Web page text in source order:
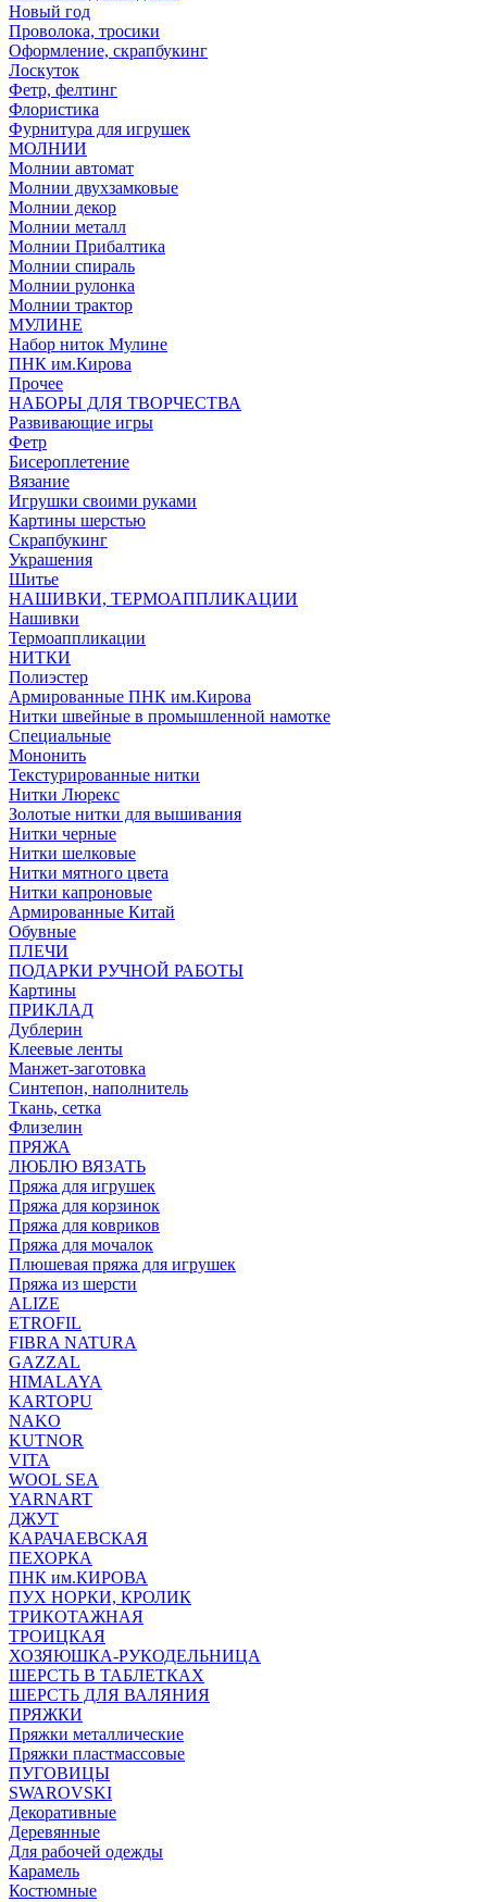
Новый год
Проволока, тросики
Оформление, скрапбукинг
Лоскуток
Фетр, фелтинг
Флористика
Фурнитура для игрушек
МОЛНИИ
Молнии автомат
Молнии двухзамковые
Молнии декор
Молнии металл
Молнии Прибалтика
Молнии спираль
Молнии рулонка
Молнии трактор
МУЛИНЕ
Набор ниток Мулине
ПНК им.Кирова
Прочее
НАБОРЫ ДЛЯ ТВОРЧЕСТВА
Развивающие игры
Фетр
Бисероплетение
Вязание
Игрушки своими руками
Картины шерстью
Скрапбукинг
Украшения
Шитье
НАШИВКИ, ТЕРМОАППЛИКАЦИИ
Нашивки
Термоаппликации
НИТКИ
Полиэстер
Армированные ПНК им.Кирова
Нитки швейные в промышленной намотке
Специальные
Мононить
Текстурированные нитки
Нитки Люрекс
Золотые нитки для вышивания
Нитки черные
Нитки шелковые
Нитки мятного цвета
Нитки капроновые
Армированные Китай
Обувные
ПЛЕЧИ
ПОДАРКИ РУЧНОЙ РАБОТЫ
Картины
ПРИКЛАД
Дублерин
Клеевые ленты
Манжет-заготовка
Синтепон, наполнитель
Ткань, сетка
Флизелин
ПРЯЖА
ЛЮБЛЮ ВЯЗАТЬ
Пряжа для игрушек
Пряжа для корзинок
Пряжа для ковриков
Пряжа для мочалок
Плюшевая пряжа для игрушек
Пряжа из шерсти
ALIZE
ETROFIL
FIBRA NATURA
GAZZAL
HIMALAYA
KARTOPU
NAKO
KUTNOR
VITA
WOOL SEA
YARNART
ДЖУТ
КАРАЧАЕВСКАЯ
ПЕХОРКА
ПНК им.КИРОВА
ПУХ НОРКИ, КРОЛИК
ТРИКОТАЖНАЯ
ТРОИЦКАЯ
ХОЗЯЮШКА-РУКОДЕЛЬНИЦА
ШЕРСТЬ В ТАБЛЕТКАХ
ШЕРСТЬ ДЛЯ ВАЛЯНИЯ
ПРЯЖКИ
Пряжки металлические
Пряжки пластмассовые
ПУГОВИЦЫ
SWAROVSKI
Декоративные
Деревянные
Для рабочей одежды
Карамель
Костюмные